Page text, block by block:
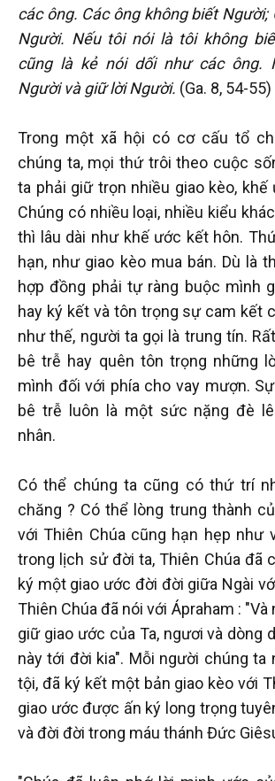
các ông. Các ông không biết Người;
Người. Nếu tôi nói là tôi không
cũng là kẻ nói dối như các ông.
Người và giữ lời Người. (Ga. 8, 54-55)
Trong một xã hội có cơ cấu tổ
chúng ta, mọi thứ trôi theo cuộc
ta phải giữ trọn nhiều giao kèo, khế
Chúng có nhiều loại, nhiều kiểu
thì lâu dài như khế ước kết hôn.
hạn, như giao kèo mua bán. Dù là
hợp đồng phải tự ràng buộc mình
hay ký kết và tôn trọng sự cam kết
như thế, người ta gọi là trung tín.
bê trễ hay quên tôn trọng những
mình đối với phía cho vay mượn.
bê trễ luôn là một sức nặng đè
nhân.
Có thể chúng ta cũng có thứ trí
chăng ? Có thể lòng trung thành
với Thiên Chúa cũng hạn hẹp như
trong lịch sử đời ta, Thiên Chúa đã
ký một giao ước đời đời giữa Ngài
Thiên Chúa đã nói với Ápraham :
giữ giao ước của Ta, ngươi và dòng
này tới đời kia". Mỗi người chúng ta
tội, đã ký kết một bản giao kèo với
giao ước được ấn ký long trọng
và đời đời trong máu thánh Đức